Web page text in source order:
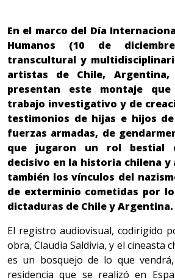
En el marco del Día
Humanos (10 de
transcultural y
artistas de Chile, Argentina,
presentan este montaje
trabajo investigativo y de
testimonios de hijas e hijos
fuerzas armadas, de
que jugaron un rol bestial
decisivo en la historia chilena
también los vínculos del
de exterminio cometidas por
dictaduras de Chile y Argentina.
El registro audiovisual, codirigido
obra, Claudia Saldivia, y el cineasta
es un bosquejo de lo que
residencia que se realizó en